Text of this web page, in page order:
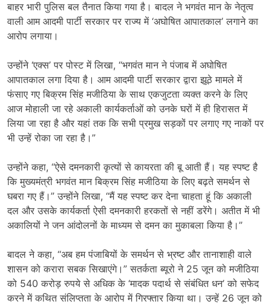
बाहर भारी पुलिस बल तैनात किया गया है। बादल ने भगवंत मान के नेतृत्व
वाली आम आदमी पार्टी सरकार पर राज्य में ‘अघोषित आपातकाल’ लगाने का
आरोप लगाया।
उन्होंने ‘एक्स’ पर पोस्ट में लिखा, ‘‘भगवंत मान ने पंजाब में अघोषित
आपातकाल लगा दिया है। आम आदमी पार्टी सरकार द्वारा झूठे मामले में
फंसाए गए बिक्रम सिंह मजीठिया के साथ एकजुटता व्यक्त करने के लिए
आज मोहाली जा रहे अकाली कार्यकर्ताओं को उनके घरों में ही हिरासत में
लिया जा रहा है और यहां तक ​​कि सभी प्रमुख सड़कों पर लगाए गए नाकों पर
भी उन्हें रोका जा रहा है।”
उन्होंने कहा, ‘‘ऐसे दमनकारी कृत्यों से कायरता की बू आती हैं। यह स्पष्ट है
कि मुख्यमंत्री भगवंत मान बिक्रम सिंह मजीठिया के लिए बढ़ते समर्थन से
घबरा गए हैं।” उन्होंने लिखा, ‘‘मैं यह स्पष्ट कर देना चाहता हूं कि अकाली
दल और उसके कार्यकर्ता ऐसी दमनकारी हरकतों से नहीं डरेंगे। अतीत में भी
अकालियों ने जन आंदोलनों के माध्यम से दमन का मुकाबला किया है।”
बादल ने कहा, ‘‘अब हम पंजाबियों के समर्थन से भ्रष्ट और तानाशाही वाले
शासन को करारा सबक सिखाएंगे।” सतर्कता ब्यूरो ने 25 जून को मजीठिया
को 540 करोड़ रुपये से अधिक के ‘मादक पदार्थ से संबंधित धन’ को सफेद
करने में कथित संलिप्तता के आरोप में गिरफ्तार किया था। उन्हें 26 जून को